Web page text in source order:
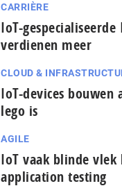
CARRIÈRE
IoT-gespecialiseerde
verdienen meer
CLOUD &
IoT-devices bouwen
lego is
AGILE
IoT vaak blinde vlek
application testing